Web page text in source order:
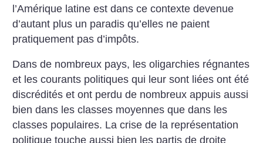
l’Amérique latine est dans ce contexte devenue
d’autant plus un paradis qu’elles ne paient
pratiquement pas d’impôts.
Dans de nombreux pays, les oligarchies régnantes
et les courants politiques qui leur sont liées ont été
discrédités et ont perdu de nombreux appuis aussi
bien dans les classes moyennes que dans les
classes populaires. La crise de la représentation
politique touche aussi bien les partis de droite